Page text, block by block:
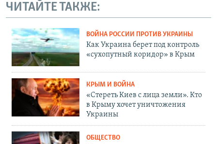
ЧИТАЙТЕ ТАКЖЕ:
ВОЙНА РОССИИ ПРОТИВ УКРАИНЫ
Как Украина берет под контроль
«сухопутный коридор» в Крым
КРЫМ И ВОЙНА
«Стереть Киев с лица земли». Кто
в Крыму хочет уничтожения
Украины
ОБЩЕСТВО